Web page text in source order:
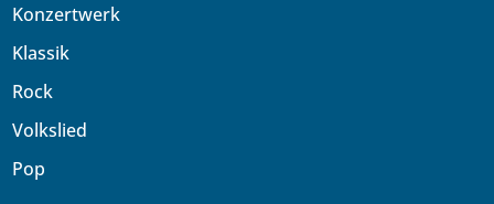
Konzertwerk
Klassik
Rock
Volkslied
Pop